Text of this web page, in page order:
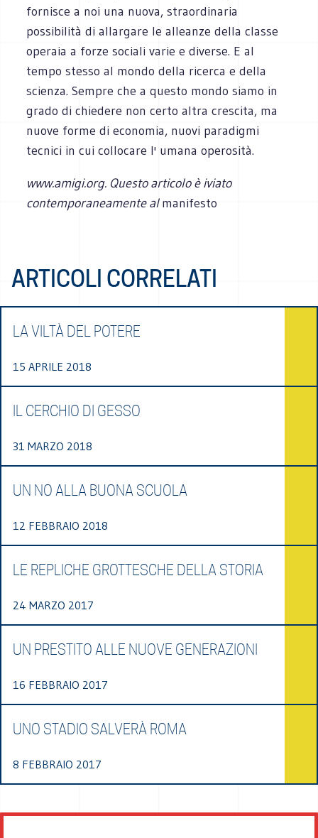
fornisce a noi una nuova, straordinaria
possibilità di allargare le alleanze della classe
operaia a forze sociali varie e diverse. E al
tempo stesso al mondo della ricerca e della
scienza. Sempre che a questo mondo siamo in
grado di chiedere non certo altra crescita, ma
nuove forme di economia, nuovi paradigmi
tecnici in cui collocare l' umana operosità.
www.amigi.org. Questo articolo è iviato
contemporaneamente almanifesto
ARTICOLI CORRELATI
LA VILTÀ DEL POTERE
15 APRILE 2018
IL CERCHIO DI GESSO
31 MARZO 2018
UN NO ALLA BUONA SCUOLA
12 FEBBRAIO 2018
LE REPLICHE GROTTESCHE DELLA STORIA
24 MARZO 2017
UN PRESTITO ALLE NUOVE GENERAZIONI
16 FEBBRAIO 2017
UNO STADIO SALVERÀ ROMA
8 FEBBRAIO 2017